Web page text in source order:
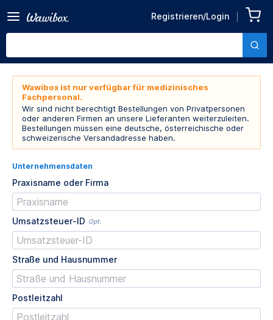
Registrieren/Login
Wawibox ist nur verfügbar für medizinisches
Fachpersonal.
Wir sind nicht berechtigt Bestellungen von Privatpersonen
oder anderen Firmen an unsere Lieferanten weiterzuleiten.
Bestellungen müssen eine deutsche, österreichische oder
schweizerische Versandadresse haben.
Unternehmensdaten
Praxisname oder Firma
Umsatzsteuer-ID Opt.
Straße und Hausnummer
Postleitzahl